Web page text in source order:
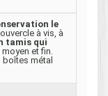
le
à vis, à
tamis qui
et fin.
métal